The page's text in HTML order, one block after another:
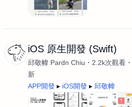
iOS 原生開發 (Swift)
邱敬幃 Pardn Chiu 2.2k次觀看
新
APP開發
iOS開發 邱敬幃